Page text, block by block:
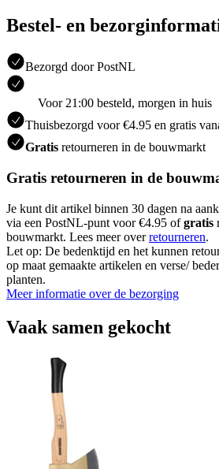
Bestel- en
Bezorgd door PostNL
Voor 21:00 besteld, morgen in huis
Thuisbezorgd voor €4.95 en gratis
Gratis retourneren in de bouwmarkt
Gratis retourneren in de
Je kunt dit artikel binnen 30 dagen na
via een PostNL-punt voor €4.95 ofgratis
bouwmarkt. Lees meer overretourneren.
Let op: De bedenktijd en het kunnen
op maat gemaakte artikelen en verse/
planten.
Meer informatie over de bezorging
Vaak samen gekocht